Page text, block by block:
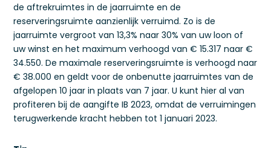
de aftrekruimtes in de jaarruimte en de
reserveringsruimte aanzienlijk verruimd. Zo is de
jaarruimte vergroot van 13,3% naar 30% van uw loon of
uw winst en het maximum verhoogd van € 15.317 naar €
34.550. De maximale reserveringsruimte is verhoogd naar
€ 38.000 en geldt voor de onbenutte jaarruimtes van de
afgelopen 10 jaar in plaats van 7 jaar. U kunt hier al van
profiteren bij de aangifte IB 2023, omdat de verruimingen
terugwerkende kracht hebben tot 1 januari 2023.